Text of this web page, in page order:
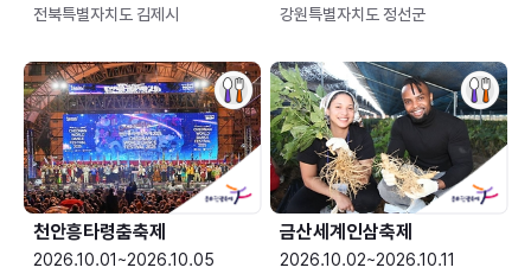
전북특별자치도 김제시
강원특별자치도 정선군
천안흥타령춤축제
2026.10.01~2026.10.05
금산세계인삼축제
2026.10.02~2026.10.11